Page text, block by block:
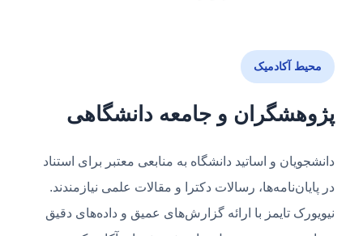
محیط آکادمیک
پژوهشگران و جامعه دانشگاهی
دانشجویان و اساتید دانشگاه به منابعی معتبر برای استناد
در پایان‌نامه‌ها، رسالات دکترا و مقالات علمی نیازمندند.
نیویورک تایمز با ارائه گزارش‌های عمیق و داده‌های دقیق